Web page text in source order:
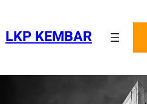
content
LKP KEMBAR